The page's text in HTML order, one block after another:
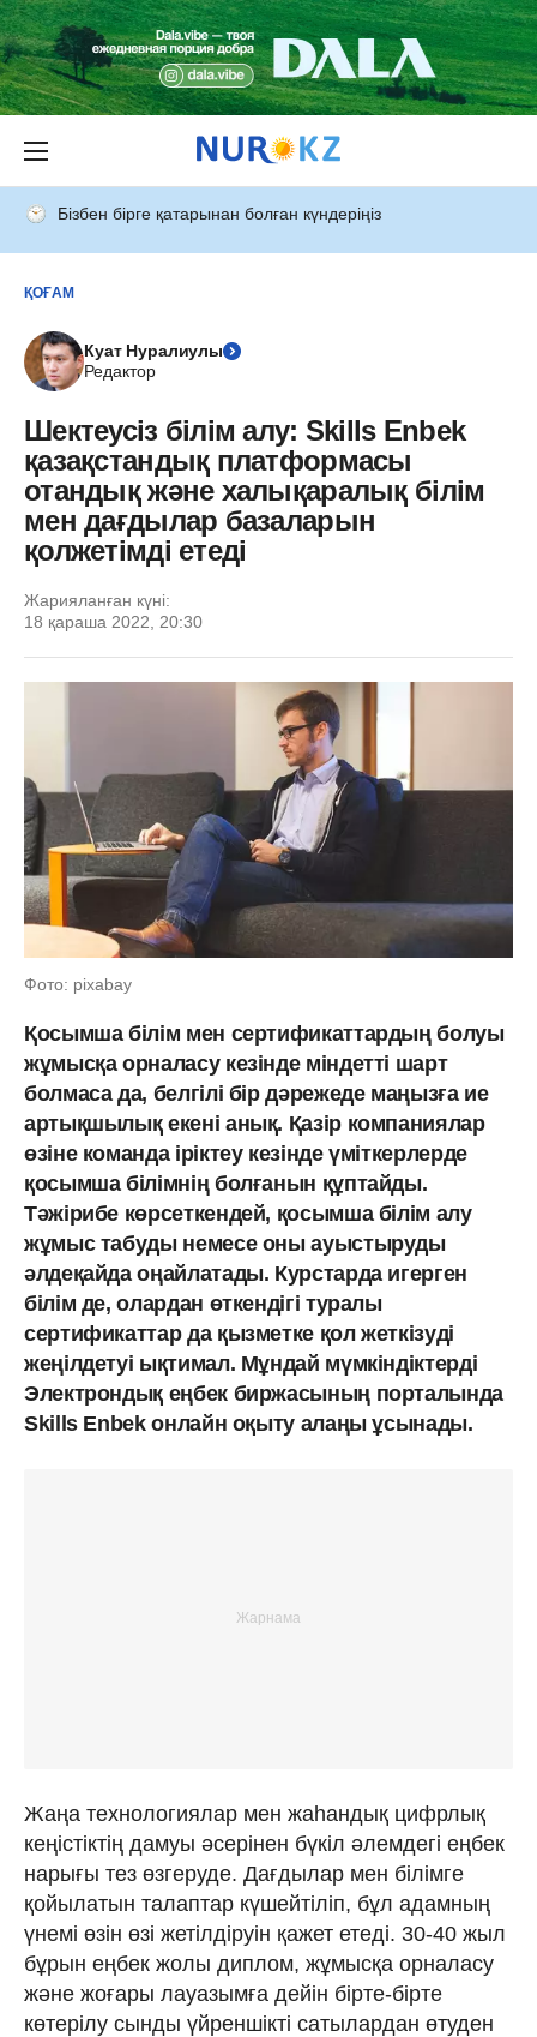
Бізбен бірге қатарынан болған күндеріңіз
ҚОҒАМ
Куат Нуралиулы
Редактор
Шектеусіз білім алу: Skills Enbek
қазақстандық платформасы
отандық және халықаралық білім
мен дағдылар базаларын
қолжетімді етеді
Жарияланған күні:
18 қараша 2022, 20:30
Фото: pixabay
Қосымша білім мен сертификаттардың болуы
жұмысқа орналасу кезінде міндетті шарт
болмаса да, белгілі бір дәрежеде маңызға ие
артықшылық екені анық. Қазір компаниялар
өзіне команда іріктеу кезінде үміткерлерде
қосымша білімнің болғанын құптайды.
Тәжірибе көрсеткендей, қосымша білім алу
жұмыс табуды немесе оны ауыстыруды
әлдеқайда оңайлатады. Курстарда игерген
білім де, олардан өткендігі туралы
сертификаттар да қызметке қол жеткізуді
жеңілдетуі ықтимал. Мұндай мүмкіндіктерді
Электрондық еңбек биржасының порталында
Skills Enbek онлайн оқыту алаңы ұсынады.
Жаңа технологиялар мен жаһандық цифрлық
кеңістіктің дамуы әсерінен бүкіл әлемдегі еңбек
нарығы тез өзгеруде. Дағдылар мен білімге
қойылатын талаптар күшейтіліп, бұл адамның
үнемі өзін өзі жетілдіруін қажет етеді. 30-40 жыл
бұрын еңбек жолы диплом, жұмысқа орналасу
және жоғары лауазымға дейін бірте-бірте
көтерілу сынды үйреншікті сатылардан өтуден